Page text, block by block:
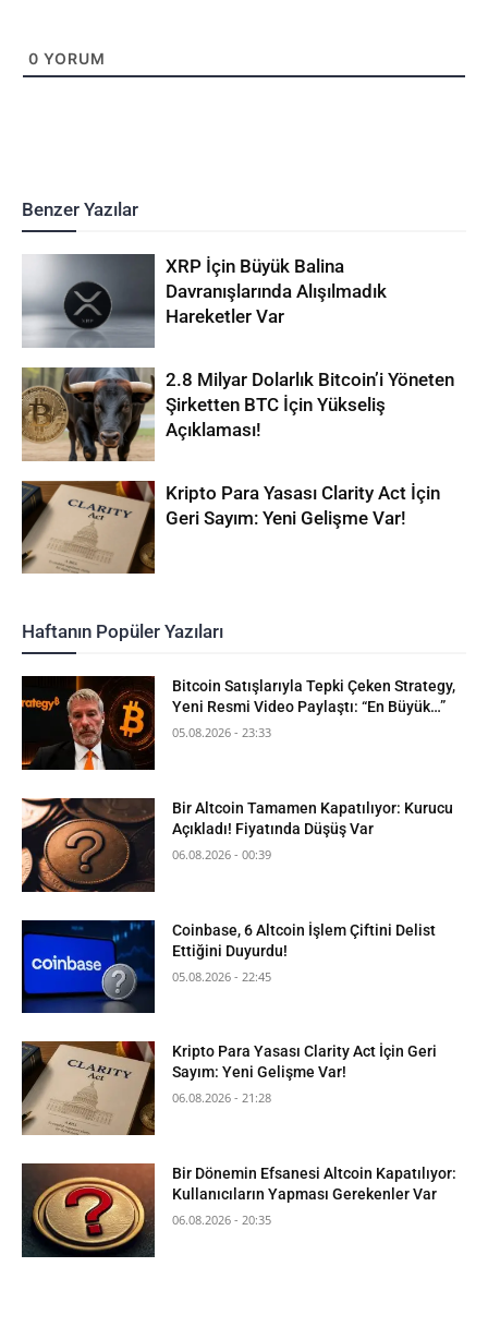
0 YORUM
Benzer Yazılar
XRP İçin Büyük Balina
Davranışlarında Alışılmadık
Hareketler Var
2.8 Milyar Dolarlık Bitcoin’i Yöneten
Şirketten BTC İçin Yükseliş
Açıklaması!
Kripto Para Yasası Clarity Act İçin
Geri Sayım: Yeni Gelişme Var!
Haftanın Popüler Yazıları
Bitcoin Satışlarıyla Tepki Çeken Strategy,
Yeni Resmi Video Paylaştı: “En Büyük…”
05.08.2026 - 23:33
Bir Altcoin Tamamen Kapatılıyor: Kurucu
Açıkladı! Fiyatında Düşüş Var
06.08.2026 - 00:39
Coinbase, 6 Altcoin İşlem Çiftini Delist
Ettiğini Duyurdu!
05.08.2026 - 22:45
Kripto Para Yasası Clarity Act İçin Geri
Sayım: Yeni Gelişme Var!
06.08.2026 - 21:28
Bir Dönemin Efsanesi Altcoin Kapatılıyor:
Kullanıcıların Yapması Gerekenler Var
06.08.2026 - 20:35